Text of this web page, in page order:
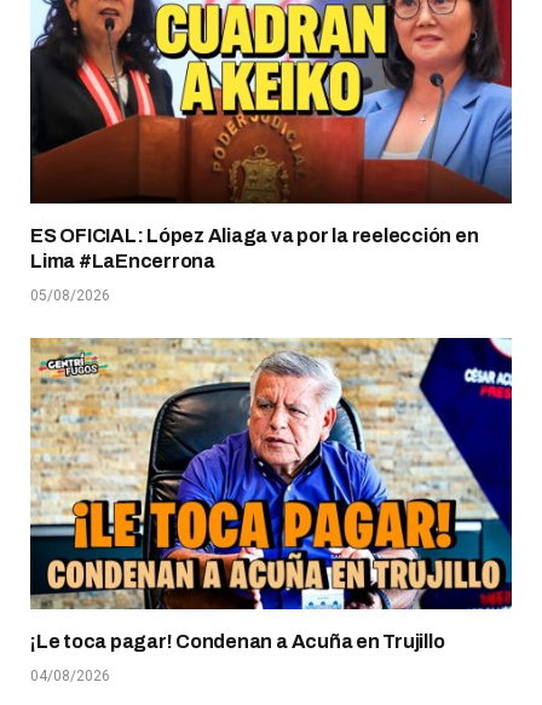
ES OFICIAL: López Aliaga va por la reelección en
Lima #LaEncerrona
05/08/2026
¡Le toca pagar! Condenan a Acuña en Trujillo
04/08/2026